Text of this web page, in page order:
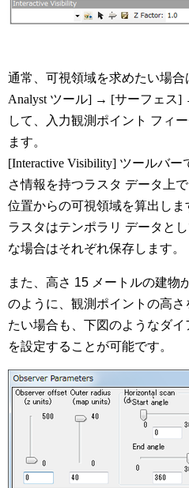
通常、可視領域を求めたい場合
Analyst ツール] → [サーフェス
して、入力観測ポイント フィ
ます。
[Interactive Visibility] ツールバ
さ情報を持つラスタ データ上
位置からの可視領域を算出し
ラスタはテンポラリ データと
な場合はそれぞれ保存します。
また、高さ 15 メートルの建物
のように、観測ポイントの高
たい場合も、下図のようなダ
を設定することが可能です。